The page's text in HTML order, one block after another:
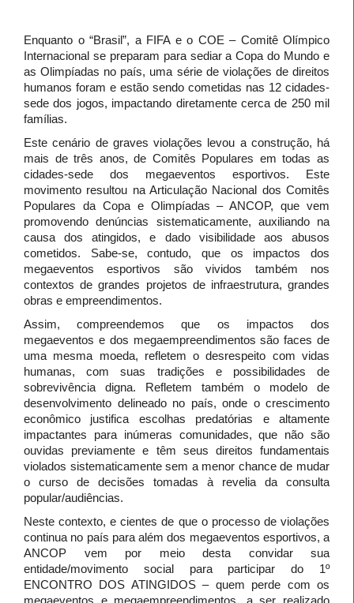
Enquanto o “Brasil”, a FIFA e o COE – Comitê Olímpico
Internacional se preparam para sediar a Copa do Mundo e
as Olimpíadas no país, uma série de violações de direitos
humanos foram e estão sendo cometidas nas 12 cidades-
sede dos jogos, impactando diretamente cerca de 250 mil
famílias.
Este cenário de graves violações levou a construção, há
mais de três anos, de Comitês Populares em todas as
cidades-sede dos megaeventos esportivos. Este
movimento resultou na Articulação Nacional dos Comitês
Populares da Copa e Olimpíadas – ANCOP, que vem
promovendo denúncias sistematicamente, auxiliando na
causa dos atingidos, e dado visibilidade aos abusos
cometidos. Sabe-se, contudo, que os impactos dos
megaeventos esportivos são vividos também nos
contextos de grandes projetos de infraestrutura, grandes
obras e empreendimentos.
Assim, compreendemos que os impactos dos
megaeventos e dos megaempreendimentos são faces de
uma mesma moeda, refletem o desrespeito com vidas
humanas, com suas tradições e possibilidades de
sobrevivência digna. Refletem também o modelo de
desenvolvimento delineado no país, onde o crescimento
econômico justifica escolhas predatórias e altamente
impactantes para inúmeras comunidades, que não são
ouvidas previamente e têm seus direitos fundamentais
violados sistematicamente sem a menor chance de mudar
o curso de decisões tomadas à revelia da consulta
popular/audiências.
Neste contexto, e cientes de que o processo de violações
continua no país para além dos megaeventos esportivos, a
ANCOP vem por meio desta convidar sua
entidade/movimento social para participar do 1º
ENCONTRO DOS ATINGIDOS – quem perde com os
megaeventos e megaempreendimentos, a ser realizado